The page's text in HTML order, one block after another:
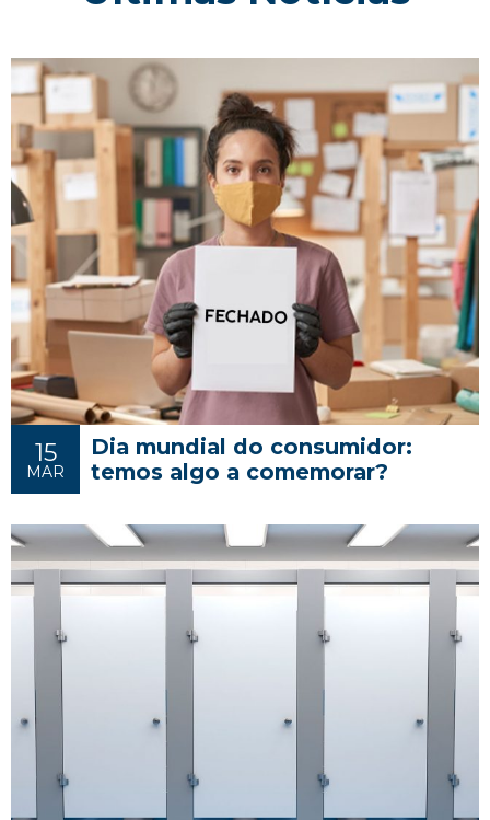
15
MAR
Dia mundial do consumidor:
temos algo a comemorar?